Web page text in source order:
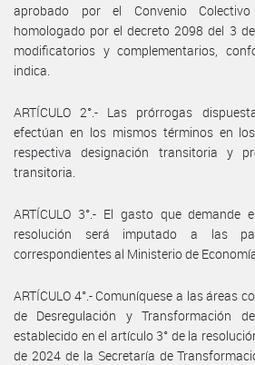
aprobado por el Convenio
homologado por el decreto 2098 del 3
modificatorios y complementarios,
indica.
ARTÍCULO 2°.- Las prórrogas
efectúan en los mismos términos en
respectiva designación transitoria y
transitoria.
ARTÍCULO 3°.- El gasto que demande
resolución será imputado a las
correspondientes al Ministerio de
ARTÍCULO 4°.- Comuníquese a las áreas
de Desregulación y Transformación
establecido en el artículo 3° de la
de 2024 de la Secretaría de